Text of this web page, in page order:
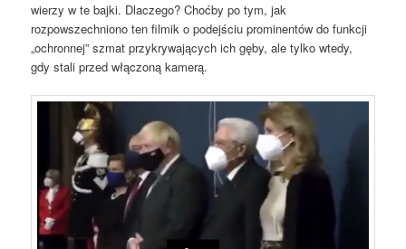
wierzy w te bajki. Dlaczego? Choćby po tym, jak
rozpowszechniono ten filmik o podejściu prominentów do funkcji
„ochronnej” szmat przykrywających ich gęby, ale tylko wtedy,
gdy stali przed włączoną kamerą.